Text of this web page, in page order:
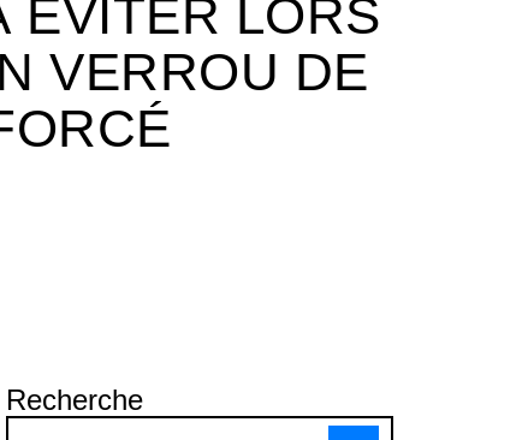
ÉVITER LORS
VERROU DE
Recherche